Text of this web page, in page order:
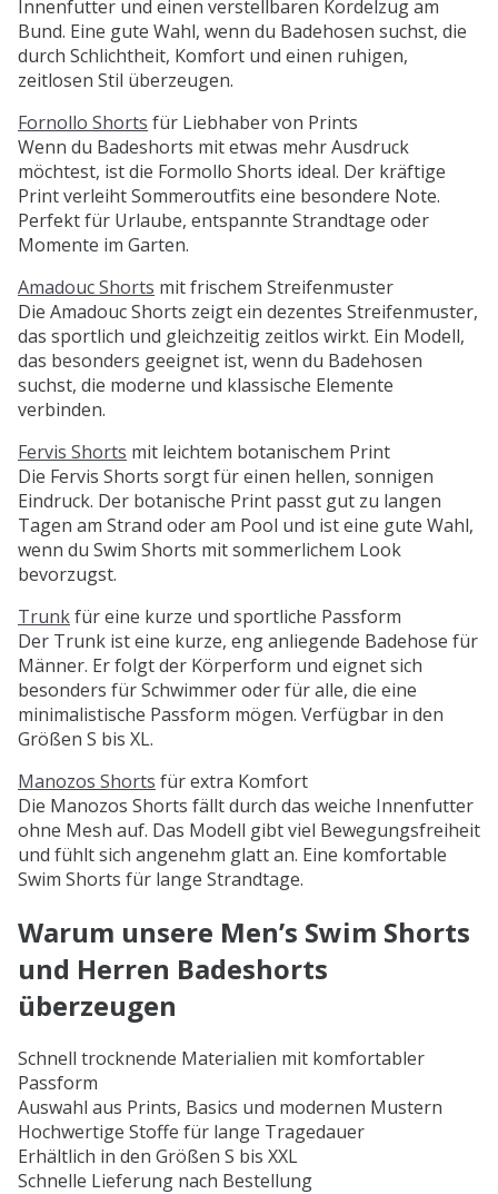
Innenfutter und einen verstellbaren Kordelzug am
Bund. Eine gute Wahl, wenn du Badehosen suchst, die
durch Schlichtheit, Komfort und einen ruhigen,
zeitlosen Stil überzeugen.
Fornollo Shorts für Liebhaber von Prints
Wenn du Badeshorts mit etwas mehr Ausdruck
möchtest, ist die Formollo Shorts ideal. Der kräftige
Print verleiht Sommeroutfits eine besondere Note.
Perfekt für Urlaube, entspannte Strandtage oder
Momente im Garten.
Amadouc Shorts mit frischem Streifenmuster
Die Amadouc Shorts zeigt ein dezentes Streifenmuster,
das sportlich und gleichzeitig zeitlos wirkt. Ein Modell,
das besonders geeignet ist, wenn du Badehosen
suchst, die moderne und klassische Elemente
verbinden.
Fervis Shorts mit leichtem botanischem Print
Die Fervis Shorts sorgt für einen hellen, sonnigen
Eindruck. Der botanische Print passt gut zu langen
Tagen am Strand oder am Pool und ist eine gute Wahl,
wenn du Swim Shorts mit sommerlichem Look
bevorzugst.
Trunkfür eine kurze und sportliche Passform
Der Trunk ist eine kurze, eng anliegende Badehose für
Männer. Er folgt der Körperform und eignet sich
besonders für Schwimmer oder für alle, die eine
minimalistische Passform mögen. Verfügbar in den
Größen S bis XL.
Manozos Shorts für extra Komfort
Die Manozos Shorts fällt durch das weiche Innenfutter
ohne Mesh auf. Das Modell gibt viel Bewegungsfreiheit
und fühlt sich angenehm glatt an. Eine komfortable
Swim Shorts für lange Strandtage.
Warum unsere Men’s Swim Shorts
und Herren Badeshorts
überzeugen
Schnell trocknende Materialien mit komfortabler
Passform
Auswahl aus Prints, Basics und modernen Mustern
Hochwertige Stoffe für lange Tragedauer
Erhältlich in den Größen S bis XXL
Schnelle Lieferung nach Bestellung